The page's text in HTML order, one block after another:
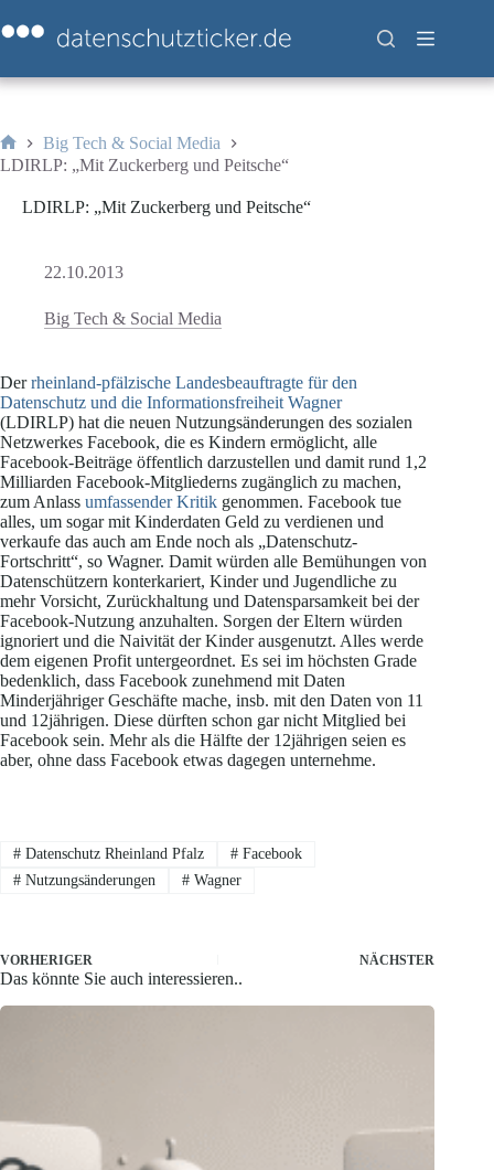
Inhalt
springen
Start
Big Tech & Social Media
LDIRLP: „Mit Zuckerberg und Peitsche“
LDIRLP: „Mit Zuckerberg und Peitsche“
22.10.2013
Big Tech & Social Media
Derrheinland-pfälzische Landesbeauftragte für den
Datenschutz und die Informationsfreiheit Wagner
(LDIRLP) hat die neuen Nutzungsänderungen des sozialen
Netzwerkes Facebook, die es Kindern ermöglicht, alle
Facebook-Beiträge öffentlich darzustellen und damit rund 1,2
Milliarden Facebook-Mitgliederns zugänglich zu machen,
zum Anlass umfassender Kritik genommen. Facebook tue
alles, um sogar mit Kinderdaten Geld zu verdienen und
verkaufe das auch am Ende noch als „Datenschutz-
Fortschritt“, so Wagner. Damit würden alle Bemühungen von
Datenschützern konterkariert, Kinder und Jugendliche zu
mehr Vorsicht, Zurückhaltung und Datensparsamkeit bei der
Facebook-Nutzung anzuhalten. Sorgen der Eltern würden
ignoriert und die Naivität der Kinder ausgenutzt. Alles werde
dem eigenen Profit untergeordnet. Es sei im höchsten Grade
bedenklich, dass Facebook zunehmend mit Daten
Minderjähriger Geschäfte mache, insb. mit den Daten von 11
und 12jährigen. Diese dürften schon gar nicht Mitglied bei
Facebook sein. Mehr als die Hälfte der 12jährigen seien es
aber, ohne dass Facebook etwas dagegen unternehme.
#Datenschutz Rheinland Pfalz #Facebook
#Nutzungsänderungen #Wagner
VORHERIGER NÄCHSTER
Das könnte Sie auch interessieren..